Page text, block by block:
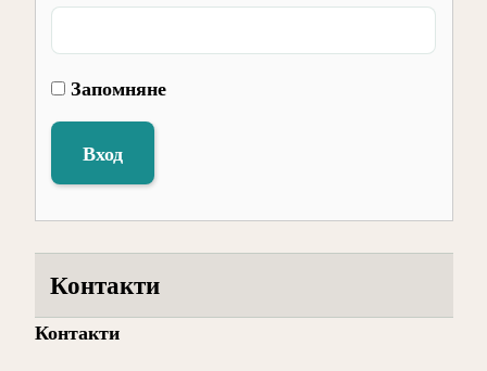
Запомняне
Вход
Контакти
Контакти